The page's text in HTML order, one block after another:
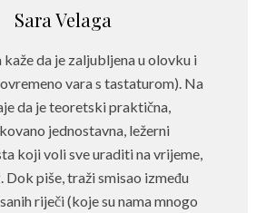
Sara Velaga
kaže da je zaljubljena u olovku i
vara s tastaturom). Na
da je teoretski praktična,
jednostavna, ležerni
koji voli sve uraditi na vrijeme,
Dok piše, traži smisao između
riječi (koje su nama mnogo